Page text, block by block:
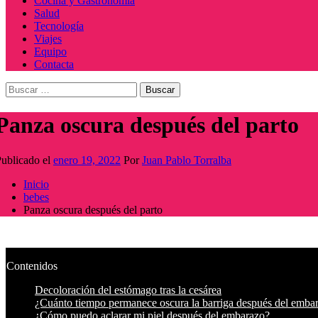
Salud
Tecnología
Viajes
Equipo
Contacta
Buscar:
oscura después del parto
el enero 19, 2022 PorJuan Pablo Torralba
Inicio
bebes
Panza oscura después del parto
Contenidos
Decoloración del estómago tras la cesárea
¿Cuánto tiempo permanece oscura la barriga después del
¿Cómo puedo aclarar mi piel después del embarazo?